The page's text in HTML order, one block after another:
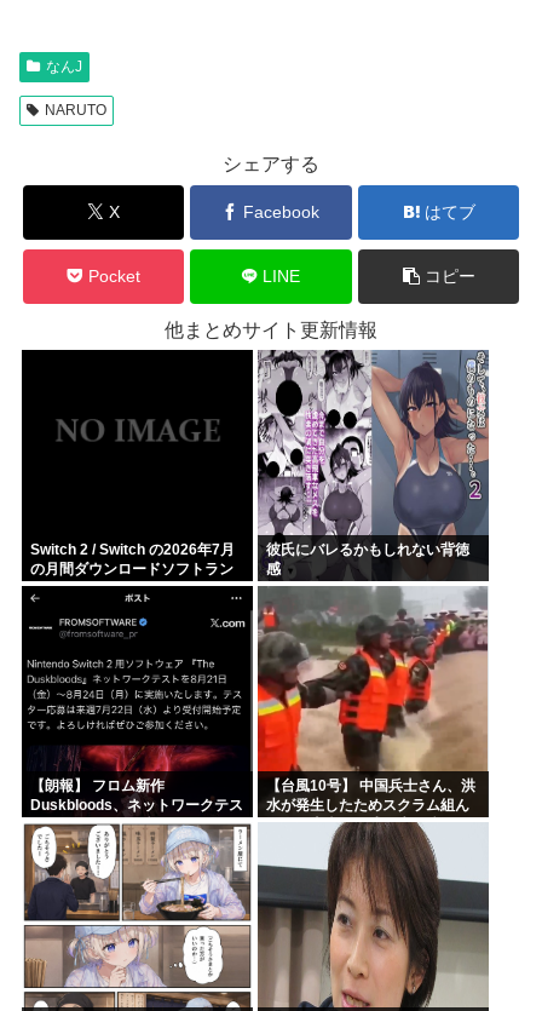
なんJ
NARUTO
シェアする
X Facebook はてブ
Pocket LINE コピー
他まとめサイト更新情報
Switch 2 / Switch の2026年7月
の月間ダウンロードソフトラン
キング
彼氏にバレるかもしれない背徳
感
【朗報】 フロム新作
Duskbloods、ネットワークテス
トキタ━━━━(゜
∀゜)━━━━!!
【台風10号】 中国兵士さん、洪
水が発生したためスクラム組ん
で人間土嚢を形成し水を防ぐ